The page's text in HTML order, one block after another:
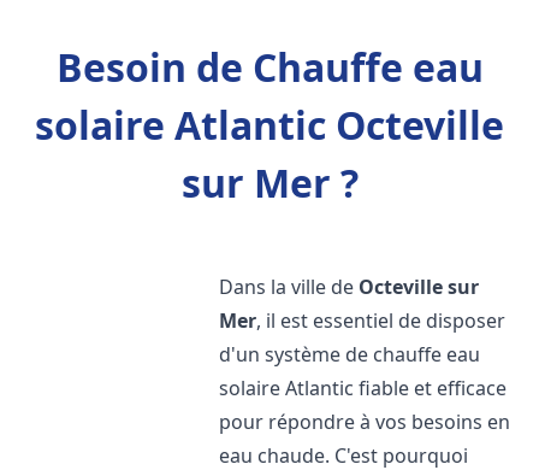
Besoin de Chauffe eau
solaire Atlantic Octeville
sur Mer ?
Dans la ville de Octeville sur
Mer, il est essentiel de disposer
d'un système de chauffe eau
solaire Atlantic fiable et efficace
pour répondre à vos besoins en
eau chaude. C'est pourquoi